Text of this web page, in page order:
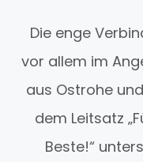
Die enge
vor allem im
aus Ostrohe
dem Leitsatz
Beste!“